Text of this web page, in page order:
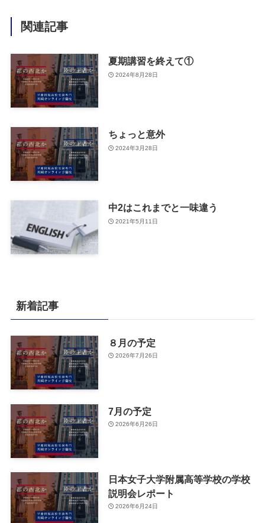
関連記事
夏期講習を終えて①
2024年8月28日
ちょっと意外
2024年3月28日
中2はこれまでと一味違う
2021年5月11日
新着記事
８月の予定
2026年7月26日
7月の予定
2026年6月26日
日本女子大学附属高等学校の学校
説明会レポート
2026年6月24日